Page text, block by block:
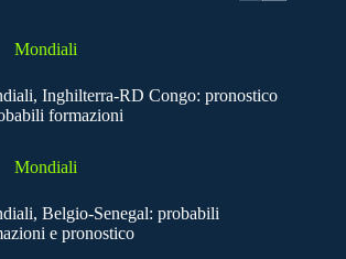
Mondiali
Inghilterra-RD Congo: pronostico
formazioni
Mondiali
Belgio-Senegal: probabili
e pronostico